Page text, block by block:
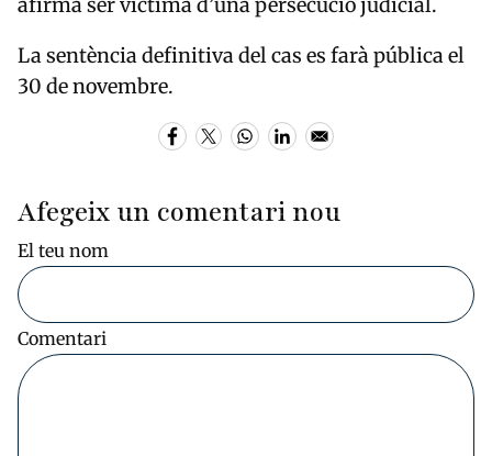
La sentència definitiva del cas es farà pública el
30 de novembre.
Afegeix un comentari nou
El teu nom
Comentari